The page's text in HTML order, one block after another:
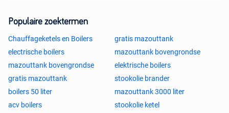
Populaire zoektermen
Chauffageketels en Boilers
gratis mazouttank
electrische boilers
mazouttank bovengrondse
mazouttank bovengrondse
elektrische boilers
gratis mazouttank
stookolie brander
boilers 50 liter
mazouttank 3000 liter
acv boilers
stookolie ketel